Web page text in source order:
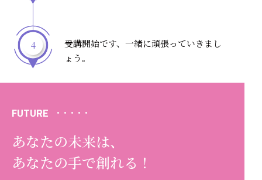
4
受講開始です、一緒に頑張っていきまし
ょう。
FUTURE ・・・・・
あなたの未来は、
あなたの手で創れる！